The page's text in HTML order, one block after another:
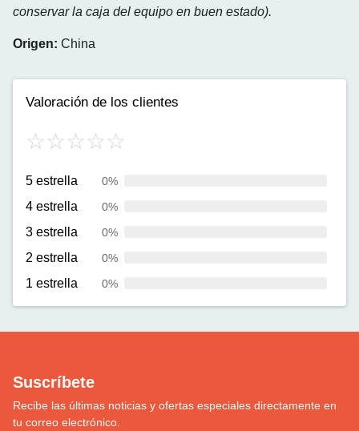
conservar la caja del equipo en buen estado).
Origen: China
Valoración de los clientes
5 estrella 0%
4 estrella 0%
3 estrella 0%
2 estrella 0%
1 estrella 0%
Suscríbete
Recibe las últimas noticias y ofertas especiales directamente en
tu correo electrónico.